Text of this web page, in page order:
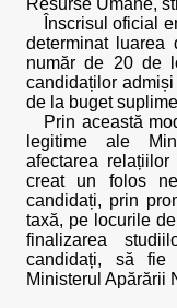
Resurse Umane,
Înscrisul oficial
determinat luarea
număr de 20 de
candidaților
de la buget
Prin această
legitime ale
afectarea
creat un folos
candidați, prin
taxă, pe locurile
finalizarea
candidați, să
Ministerul Apărării